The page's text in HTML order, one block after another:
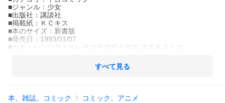
■ジャンル：少女
■出版社：講談社
■掲載紙：ＫＣキス
■本のサイズ：新書版
■発売日：1993/01/07
■カナ：シンシラトリレイコデゴザイマス スズキユミコ
すべて見る
本、雑誌、コミック
コミック、アニメ